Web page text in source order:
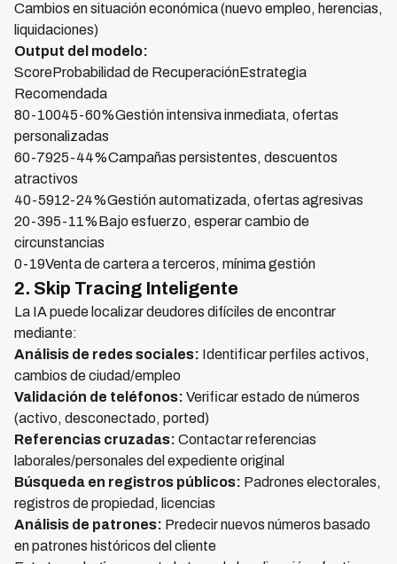
Cambios en situación económica (nuevo empleo, herencias,
liquidaciones)
Output del modelo:
ScoreProbabilidad de RecuperaciónEstrategia
Recomendada
80-10045-60%Gestión intensiva inmediata, ofertas
personalizadas
60-7925-44%Campañas persistentes, descuentos
atractivos
40-5912-24%Gestión automatizada, ofertas agresivas
20-395-11%Bajo esfuerzo, esperar cambio de
circunstancias
0-19Venta de cartera a terceros, mínima gestión
2. Skip Tracing Inteligente
La IA puede localizar deudores difíciles de encontrar
mediante:
Análisis de redes sociales: Identificar perfiles activos,
cambios de ciudad/empleo
Validación de teléfonos: Verificar estado de números
(activo, desconectado, ported)
Referencias cruzadas: Contactar referencias
laborales/personales del expediente original
Búsqueda en registros públicos: Padrones electorales,
registros de propiedad, licencias
Análisis de patrones: Predecir nuevos números basado
en patrones históricos del cliente